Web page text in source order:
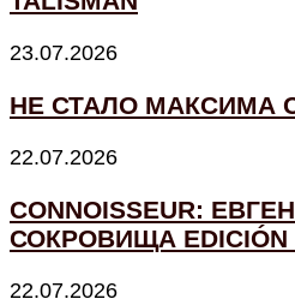
23.07.2026
НЕ СТАЛО МАКСИМА
22.07.2026
CONNOISSEUR:
СОКРОВИЩА EDICIÓN
22.07.2026